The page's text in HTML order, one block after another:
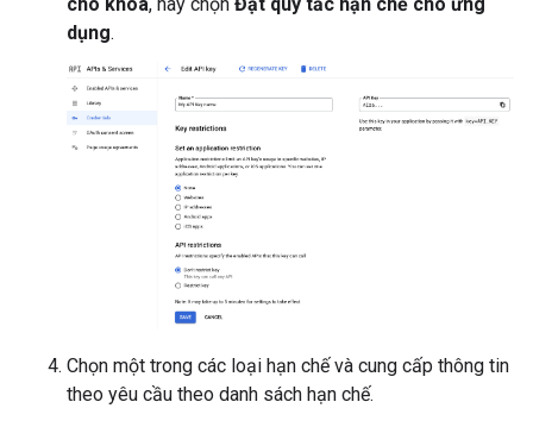
dụng.
Chọn một trong các loại hạn chế và cung cấp thông tin
theo yêu cầu theo danh sách hạn chế.